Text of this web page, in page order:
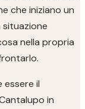
che iniziano un
nella propria
essere il
in